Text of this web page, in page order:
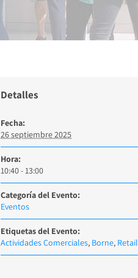
Detalles
Fecha:
26 septiembre 2025
Hora:
10:40 - 13:00
Categoría del Evento:
Eventos
Etiquetas del Evento:
Actividades Comerciales, Borne, Retail